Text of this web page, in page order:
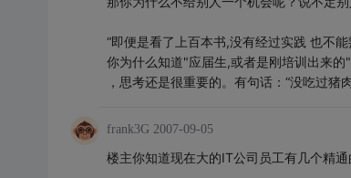
“即便是看了上百本书,没有经过实践 也不
你为什么知道"应届生,或者是刚培训出来的
，思考还是很重要的。有句话：“没吃过
frank3G 2007-09-05
楼主你知道现在大的IT公司员工有几个精通